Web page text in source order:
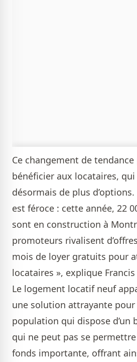
Ce changement de
bénéficier aux locataires,
désormais de plus
est féroce : cette année, 22
sont en construction à
promoteurs rivalisent
mois de loyer gratuits pour
locataires », explique
Le logement locatif neuf
une solution attrayante
population qui dispose d’un
qui ne peut pas se
fonds importante, offrant